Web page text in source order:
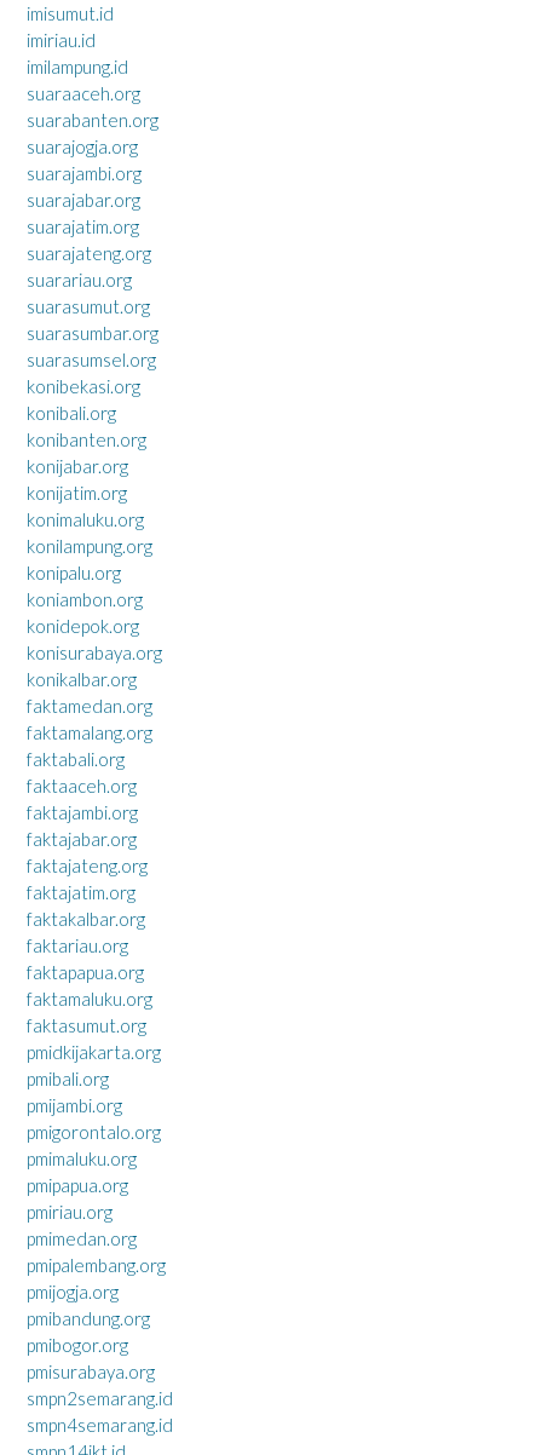
imisumut.id
imiriau.id
imilampung.id
suaraaceh.org
suarabanten.org
suarajogja.org
suarajambi.org
suarajabar.org
suarajatim.org
suarajateng.org
suarariau.org
suarasumut.org
suarasumbar.org
suarasumsel.org
konibekasi.org
konibali.org
konibanten.org
konijabar.org
konijatim.org
konimaluku.org
konilampung.org
konipalu.org
koniambon.org
konidepok.org
konisurabaya.org
konikalbar.org
faktamedan.org
faktamalang.org
faktabali.org
faktaaceh.org
faktajambi.org
faktajabar.org
faktajateng.org
faktajatim.org
faktakalbar.org
faktariau.org
faktapapua.org
faktamaluku.org
faktasumut.org
pmidkijakarta.org
pmibali.org
pmijambi.org
pmigorontalo.org
pmimaluku.org
pmipapua.org
pmiriau.org
pmimedan.org
pmipalembang.org
pmijogja.org
pmibandung.org
pmibogor.org
pmisurabaya.org
smpn2semarang.id
smpn4semarang.id